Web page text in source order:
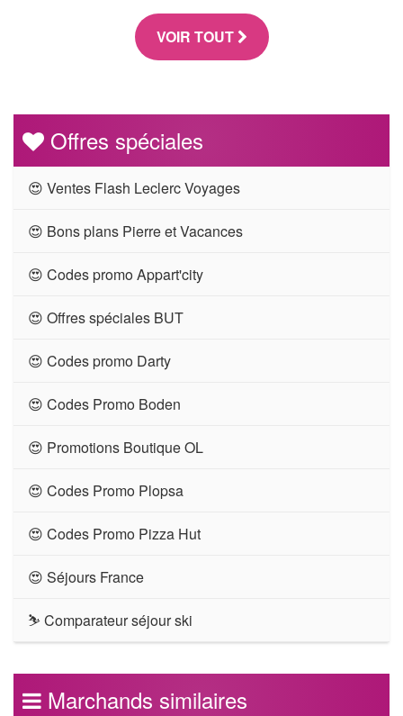
VOIR TOUT
Offres spéciales
😍 Ventes Flash Leclerc Voyages
😍 Bons plans Pierre et Vacances
😍 Codes promo Appart'city
😍 Offres spéciales BUT
😍 Codes promo Darty
😍 Codes Promo Boden
😍 Promotions Boutique OL
😍 Codes Promo Plopsa
😍 Codes Promo Pizza Hut
😍 Séjours France
⛷ Comparateur séjour ski
Marchands similaires